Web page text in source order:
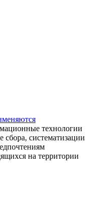
технологии
систематизации
на территории